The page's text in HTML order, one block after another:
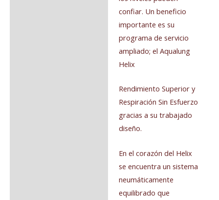
confiar. Un beneficio
importante es su
programa de servicio
ampliado; el Aqualung
Helix
Rendimiento Superior y
Respiración Sin Esfuerzo
gracias a su trabajado
diseño.
En el corazón del Helix
se encuentra un sistema
neumáticamente
equilibrado que